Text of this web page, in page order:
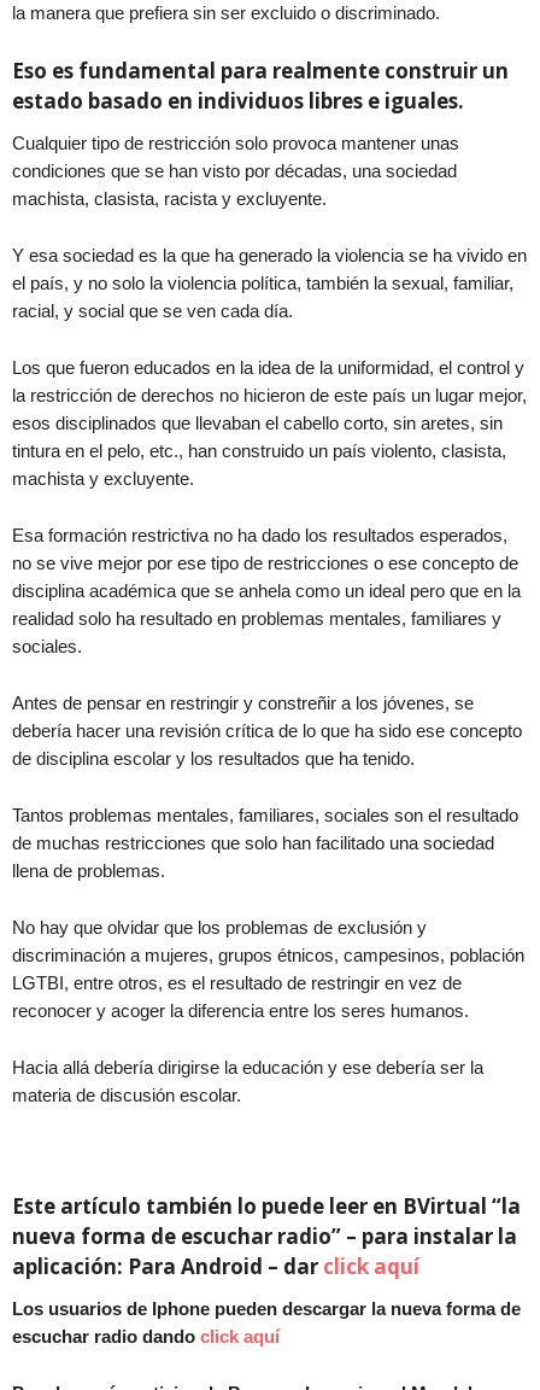
la manera que prefiera sin ser excluido o discriminado.
Eso es fundamental para realmente construir un
estado basado en individuos libres e iguales.
Cualquier tipo de restricción solo provoca mantener unas
condiciones que se han visto por décadas, una sociedad
machista, clasista, racista y excluyente.
Y esa sociedad es la que ha generado la violencia se ha vivido en
el país, y no solo la violencia política, también la sexual, familiar,
racial, y social que se ven cada día.
Los que fueron educados en la idea de la uniformidad, el control y
la restricción de derechos no hicieron de este país un lugar mejor,
esos disciplinados que llevaban el cabello corto, sin aretes, sin
tintura en el pelo, etc., han construido un país violento, clasista,
machista y excluyente.
Esa formación restrictiva no ha dado los resultados esperados,
no se vive mejor por ese tipo de restricciones o ese concepto de
disciplina académica que se anhela como un ideal pero que en la
realidad solo ha resultado en problemas mentales, familiares y
sociales.
Antes de pensar en restringir y constreñir a los jóvenes, se
debería hacer una revisión crítica de lo que ha sido ese concepto
de disciplina escolar y los resultados que ha tenido.
Tantos problemas mentales, familiares, sociales son el resultado
de muchas restricciones que solo han facilitado una sociedad
llena de problemas.
No hay que olvidar que los problemas de exclusión y
discriminación a mujeres, grupos étnicos, campesinos, población
LGTBI, entre otros, es el resultado de restringir en vez de
reconocer y acoger la diferencia entre los seres humanos.
Hacia allá debería dirigirse la educación y ese debería ser la
materia de discusión escolar.
Este artículo también lo puede leer en BVirtual “la
nueva forma de escuchar radio” – para instalar la
aplicación: Para Android – dar click aquí
Los usuarios de Iphone pueden descargar la nueva forma de
escuchar radio dando click aquí